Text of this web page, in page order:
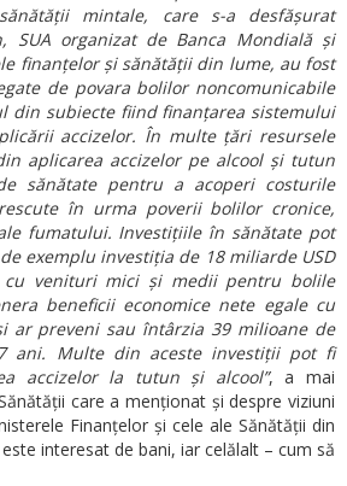
mintale, care s-a desfășurat
SUA organizat de Banca Mondială și
finanțelor și sănătății din lume, au fost
de povara bolilor noncomunicabile
din subiecte fiind finanțarea sistemului
accizelor. În multe țări resursele
aplicarea accizelor pe alcool și tutun
sănătate pentru a acoperi costurile
în urma poverii bolilor cronice,
fumatului. Investițiile în sănătate pot
exemplu investiția de 18 miliarde USD
venituri mici și medii pentru bolile
beneficii economice nete egale cu
ar preveni sau întârzia 39 milioane de
ani. Multe din aceste investiții pot fi
accizelor la tutun și alcool”, a mai
care a menționat și despre viziuni
Finanțelor și cele ale Sănătății din
interesat de bani, iar celălalt – cum să